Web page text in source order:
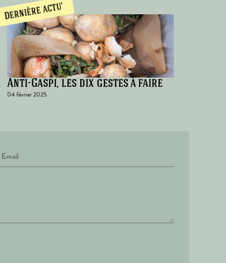
Anti-Gaspi, les dix gestes à faire
04 février 2025
Dernière actu'